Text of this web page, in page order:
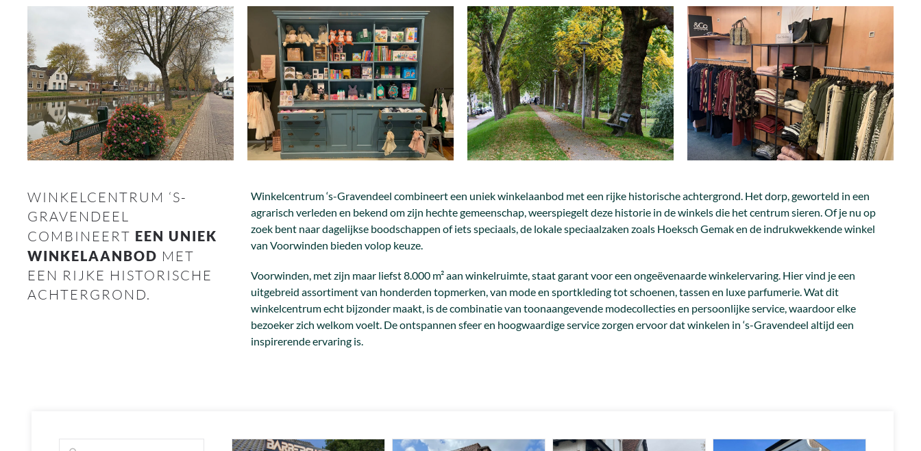
WINKELCENTRUM ‘S-
GRAVENDEEL
COMBINEERT EEN UNIEK
WINKELAANBOD MET
EEN RIJKE HISTORISCHE
ACHTERGROND.
Winkelcentrum ‘s-Gravendeel combineert een uniek winkelaanbod met een rijke historische achtergrond. Het dorp, geworteld in een
agrarisch verleden en bekend om zijn hechte gemeenschap, weerspiegelt deze historie in de winkels die het centrum sieren. Of je nu op
zoek bent naar dagelijkse boodschappen of iets speciaals, de lokale speciaalzaken zoals Hoeksch Gemak en de indrukwekkende winkel
van Voorwinden bieden volop keuze.
Voorwinden, met zijn maar liefst 8.000 m² aan winkelruimte, staat garant voor een ongeëvenaarde winkelervaring. Hier vind je een
uitgebreid assortiment van honderden topmerken, van mode en sportkleding tot schoenen, tassen en luxe parfumerie. Wat dit
winkelcentrum echt bijzonder maakt, is de combinatie van toonaangevende modecollecties en persoonlijke service, waardoor elke
bezoeker zich welkom voelt. De ontspannen sfeer en hoogwaardige service zorgen ervoor dat winkelen in ‘s-Gravendeel altijd een
inspirerende ervaring is.